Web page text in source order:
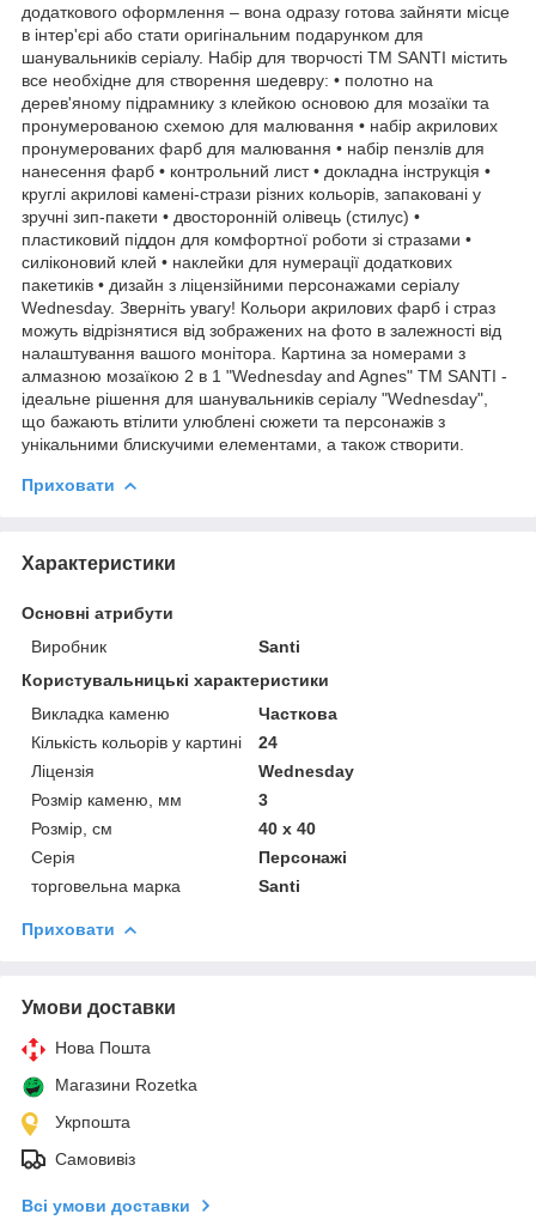
додаткового оформлення – вона одразу готова зайняти місце
в інтер'єрі або стати оригінальним подарунком для
шанувальників серіалу. Набір для творчості TM SANTI містить
все необхідне для створення шедевру: • полотно на
дерев'яному підрамнику з клейкою основою для мозаїки та
пронумерованою схемою для малювання • набір акрилових
пронумерованих фарб для малювання • набір пензлів для
нанесення фарб • контрольний лист • докладна інструкція •
круглі акрилові камені-стрази різних кольорів, запаковані у
зручні зип-пакети • двосторонній олівець (стилус) •
пластиковий піддон для комфортної роботи зі стразами •
силіконовий клей • наклейки для нумерації додаткових
пакетиків • дизайн з ліцензійними персонажами серіалу
Wednesday. Зверніть увагу! Кольори акрилових фарб і страз
можуть відрізнятися від зображених на фото в залежності від
налаштування вашого монітора. Картина за номерами з
алмазною мозаїкою 2 в 1 "Wednesday and Agnes" ТМ SANTI -
ідеальне рішення для шанувальників серіалу "Wednesday",
що бажають втілити улюблені сюжети та персонажів з
унікальними блискучими елементами, а також створити.
Приховати
Характеристики
Основні атрибути
Виробник
Santi
Користувальницькі характеристики
Викладка каменю
Часткова
Кількість кольорів у картині
24
Ліцензія
Wednesday
Розмір каменю, мм
3
Розмір, см
40 х 40
Серія
Персонажі
торговельна марка
Santi
Приховати
Умови доставки
Нова Пошта
Магазини Rozetka
Укрпошта
Самовивіз
Всі умови доставки